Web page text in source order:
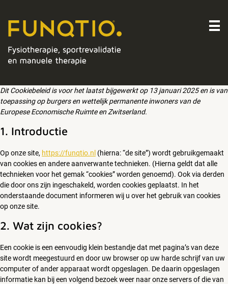
Dit Cookiebeleid is voor het laatst bijgewerkt op 13 januari 2025 en is van
toepassing op burgers en wettelijk permanente inwoners van de
Europese Economische Ruimte en Zwitserland.
1. Introductie
Op onze site, https://funqtio.nl (hierna: “de site”) wordt gebruikgemaakt
van cookies en andere aanverwante technieken. (Hierna geldt dat alle
technieken voor het gemak “cookies” worden genoemd). Ook via derden
die door ons zijn ingeschakeld, worden cookies geplaatst. In het
onderstaande document informeren wij u over het gebruik van cookies
op onze site.
2. Wat zijn cookies?
Een cookie is een eenvoudig klein bestandje dat met pagina’s van deze
site wordt meegestuurd en door uw browser op uw harde schrijf van uw
computer of ander apparaat wordt opgeslagen. De daarin opgeslagen
informatie kan bij een volgend bezoek weer naar onze servers of die van